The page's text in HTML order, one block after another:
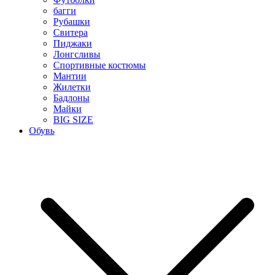
багги
Рубашки
Свитера
Пиджаки
Лонгсливы
Спортивные костюмы
Мантии
Жилетки
Бадлоны
Майки
BIG SIZE
Обувь